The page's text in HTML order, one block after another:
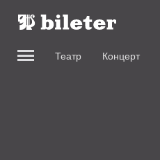
Театр Концерт